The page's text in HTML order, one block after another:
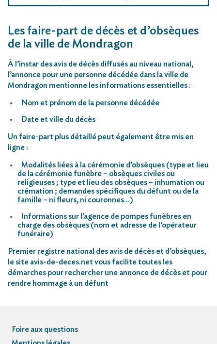
Les faire-part de décès et d’obsèques
de la ville de Mondragon
À l’instar des avis de décès diffusés au niveau national,
l’annonce pour une personne décédée dans la ville de
Mondragon mentionne les informations essentielles :
Nom et prénom de la personne décédée
Date et ville du décès
Un faire-part plus détaillé peut également être mis en
ligne :
Modalités liées à la cérémonie d’obsèques (type et lieu
de la cérémonie funèbre – obsèques civiles ou
religieuses ; type et lieu des obsèques – inhumation ou
crémation ; demandes spécifiques du défunt ou de la
famille – ni fleurs, ni couronnes…)
Informations sur l’agence de pompes funèbres en
charge des obsèques (nom et adresse de l’opérateur
funéraire)
Premier registre national des avis de décès et d’obsèques,
le site avis-de-deces.net vous facilite toutes les
démarches pour rechercher une annonce de décès et pour
rendre hommage à un défunt
Foire aux questions